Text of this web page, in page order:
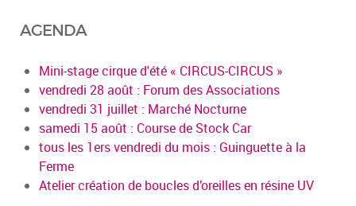
AGENDA
Mini-stage cirque d'été « CIRCUS-CIRCUS »
vendredi 28 août : Forum des Associations
vendredi 31 juillet : Marché Nocturne
samedi 15 août : Course de Stock Car
tous les 1ers vendredi du mois : Guinguette à la
Ferme
Atelier création de boucles d’oreilles en résine UV